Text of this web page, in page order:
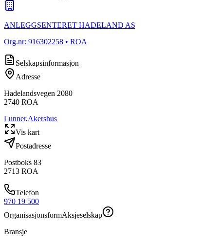
ANLEGGSENTERET HADELAND AS
Org.nr: 916302258 • ROA
Selskapsinformasjon
Adresse
Hadelandsvegen 2080
2740 ROA
Lunner,Akershus
Vis kart
Postadresse
Postboks 83
2713 ROA
Telefon
970 19 500
OrganisasjonsformAksjeselskap
Bransje